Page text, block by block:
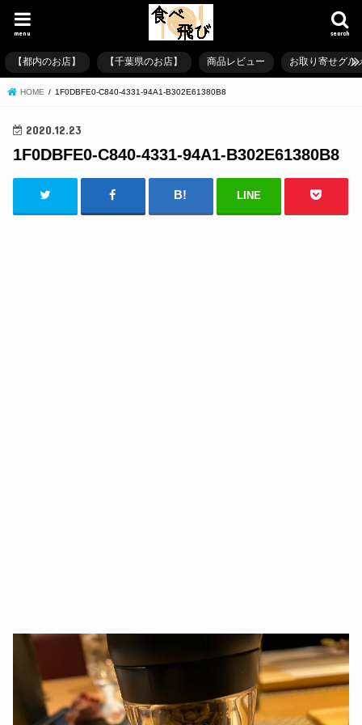
search
menu
【都内のお店】 【千葉県のお店】 商品レビュー お取り寄せグル
HOME 1F0DBFE0-C840-4331-94A1-B302E61380B8
2020.12.23
1F0DBFE0-C840-4331-94A1-B302E61380B8
LINE